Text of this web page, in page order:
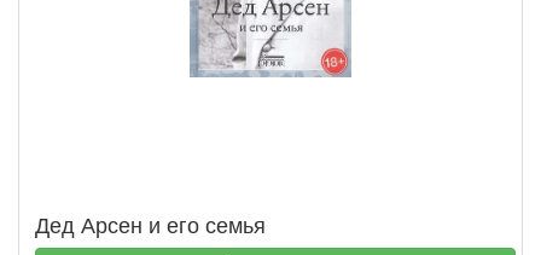
Дед Арсен и его семья